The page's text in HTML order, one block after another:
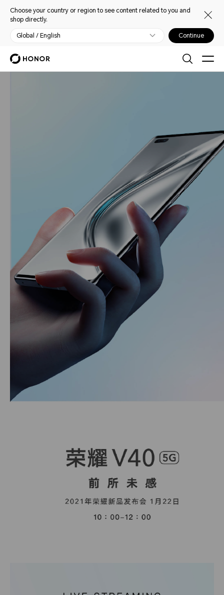
Choose your country or region to see content related to you and
shop directly.
Global / English Continue